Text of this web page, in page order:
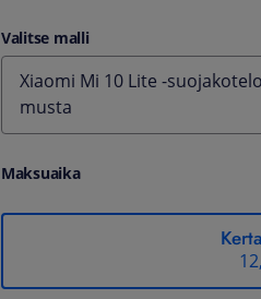
Valitse malli
Xiaomi Mi 10 Lite -
musta
Maksuaika